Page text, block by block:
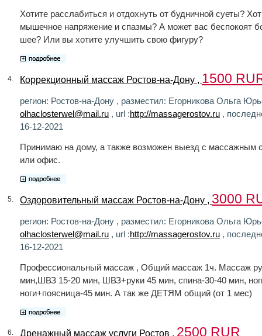
Хотите расслабиться и отдохнуть от будничной суеты?
мышечное напряжение и спазмы? А может вас беспокоят
шее? Или вы хотите улучшить свою фигуру?
4. Коррекционный массаж Ростов-на-Дону , 1500
регион: Ростов-на-Дону , разместил: Егорникова Ольга
olhaclosterwel@mail.ru , url :http://massagerostov.ru ,
16-12-2021
Принимаю на дому, а также возможен выезд с массажным
или офис.
5. Оздоровительный массаж Ростов-на-Дону , 3000
регион: Ростов-на-Дону , разместил: Егорникова Ольга
olhaclosterwel@mail.ru , url :http://massagerostov.ru ,
16-12-2021
Профессиональный массаж , Общий массаж 1ч. Массаж
мин,ШВЗ 15-20 мин, ШВЗ+руки 45 мин, спина-30-40 мин,
ноги+поясница-45 мин. А так же ДЕТЯМ общий (от 1 мес)
6. Дренажный массаж услуги Ростов , 2500 RUR